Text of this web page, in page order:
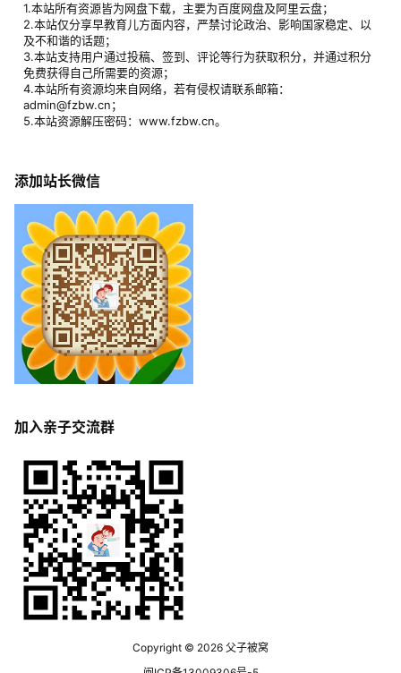
1.本站所有资源皆为网盘下载，主要为百度网盘及阿里云盘；
2.本站仅分享早教育儿方面内容，严禁讨论政治、影响国家稳定、以
及不和谐的话题；
3.本站支持用户通过投稿、签到、评论等行为获取积分，并通过积分
免费获得自己所需要的资源；
4.本站所有资源均来自网络，若有侵权请联系邮箱：
admin@fzbw.cn；
5.本站资源解压密码：www.fzbw.cn。
添加站长微信
加入亲子交流群
Copyright © 2026 父子被窝